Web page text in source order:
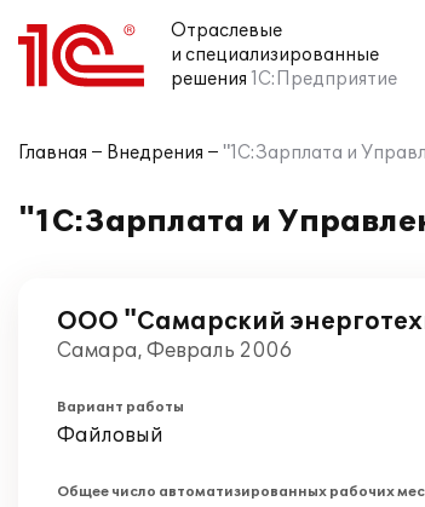
Отраслевые
и специализированные
решения 1С:Предприятие
Главная Внедрения "1С:Зарплата и
"1С:Зарплата и
ООО "Самарский
Самара, Февраль 2006
Вариант работы
Файловый
Общее число автоматизированных рабочих